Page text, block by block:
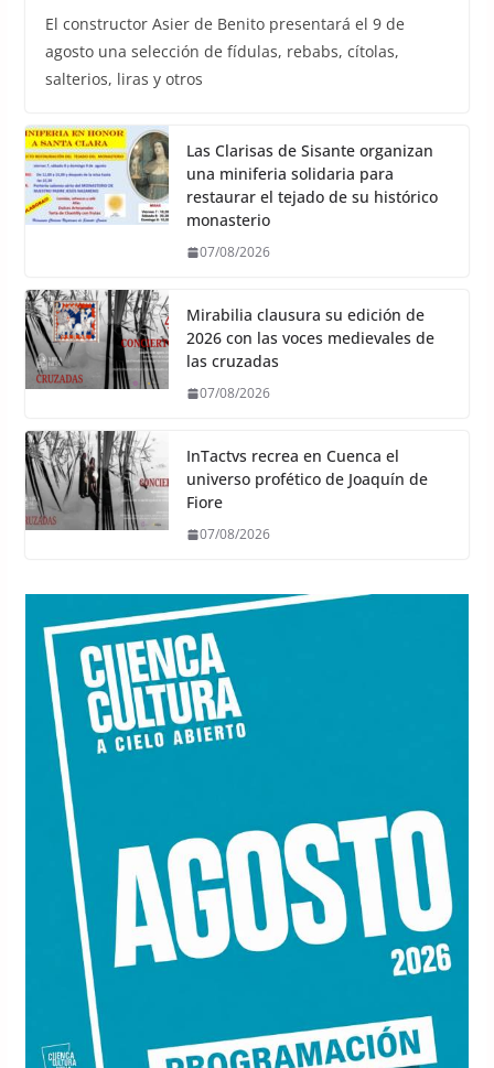
El constructor Asier de Benito presentará el 9 de
agosto una selección de fídulas, rebabs, cítolas,
salterios, liras y otros
Las Clarisas de Sisante organizan
una miniferia solidaria para
restaurar el tejado de su histórico
monasterio
07/08/2026
Mirabilia clausura su edición de
2026 con las voces medievales de
las cruzadas
07/08/2026
InTactvs recrea en Cuenca el
universo profético de Joaquín de
Fiore
07/08/2026